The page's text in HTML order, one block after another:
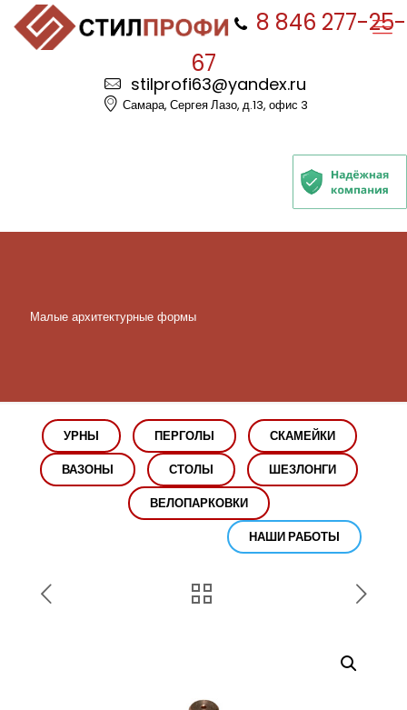
8 846 277-25-
67
stilprofi63@yandex.ru
Самара, Сергея Лазо, д.13, офис 3
Малые архитектурные формы
УРНЫ ПЕРГОЛЫ
СКАМЕЙКИ
ВАЗОНЫ
СТОЛЫ
ШЕЗЛОНГИ
ВЕЛОПАРКОВКИ
НАШИ РАБОТЫ